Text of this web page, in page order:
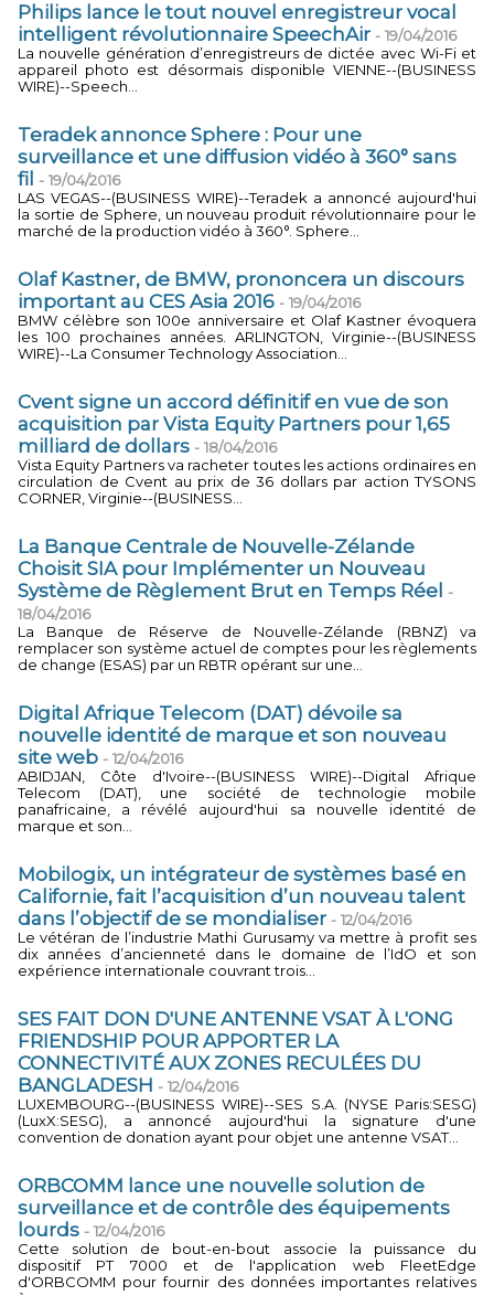
Philips lance le tout nouvel enregistreur vocal
intelligent révolutionnaire SpeechAir - 19/04/2016
La nouvelle génération d’enregistreurs de dictée avec Wi-Fi et
appareil photo est désormais disponible VIENNE--(BUSINESS
WIRE)--Speech...
Teradek annonce Sphere : Pour une
surveillance et une diffusion vidéo à 360° sans
fil
- 19/04/2016
LAS VEGAS--(BUSINESS WIRE)--Teradek a annoncé aujourd'hui
la sortie de Sphere, un nouveau produit révolutionnaire pour le
marché de la production vidéo à 360°. Sphere...
Olaf Kastner, de BMW, prononcera un discours
important au CES Asia 2016 - 19/04/2016
BMW célèbre son 100e anniversaire et Olaf Kastner évoquera
les 100 prochaines années. ARLINGTON, Virginie--(BUSINESS
WIRE)--La Consumer Technology Association...
Cvent signe un accord définitif en vue de son
acquisition par Vista Equity Partners pour 1,65
milliard de dollars - 18/04/2016
Vista Equity Partners va racheter toutes les actions ordinaires en
circulation de Cvent au prix de 36 dollars par action TYSONS
CORNER, Virginie--(BUSINESS...
La Banque Centrale de Nouvelle-Zélande
Choisit SIA pour Implémenter un Nouveau
Système de Règlement Brut en Temps Réel
-
18/04/2016
La Banque de Réserve de Nouvelle-Zélande (RBNZ) va
remplacer son système actuel de comptes pour les règlements
de change (ESAS) par un RBTR opérant sur une...
Digital Afrique Telecom (DAT) dévoile sa
nouvelle identité de marque et son nouveau
site web - 12/04/2016
ABIDJAN, Côte d'Ivoire--(BUSINESS WIRE)--Digital Afrique
Telecom (DAT), une société de technologie mobile
panafricaine, a révélé aujourd'hui sa nouvelle identité de
marque et son...
Mobilogix, un intégrateur de systèmes basé en
Californie, fait l’acquisition d’un nouveau talent
dans l’objectif de se mondialiser - 12/04/2016
Le vétéran de l’industrie Mathi Gurusamy va mettre à profit ses
dix années d’ancienneté dans le domaine de l’IdO et son
expérience internationale couvrant trois...
SES FAIT DON D'UNE ANTENNE VSAT À L'ONG
FRIENDSHIP POUR APPORTER LA
CONNECTIVITÉ AUX ZONES RECULÉES DU
BANGLADESH - 12/04/2016
LUXEMBOURG--(BUSINESS WIRE)--SES S.A. (NYSE Paris:SESG)
(LuxX:SESG), a annoncé aujourd'hui la signature d'une
convention de donation ayant pour objet une antenne VSAT...
ORBCOMM lance une nouvelle solution de
surveillance et de contrôle des équipements
lourds - 12/04/2016
Cette solution de bout-en-bout associe la puissance du
dispositif PT 7000 et de l'application web FleetEdge
d'ORBCOMM pour fournir des données importantes relatives